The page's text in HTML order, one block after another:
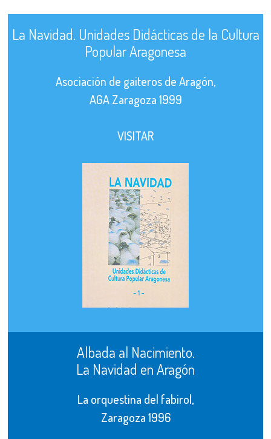
La Navidad. Unidades Didácticas de la Cultura
Popular Aragonesa
Asociación de gaiteros de Aragón,
AGA Zaragoza 1999
VISITAR
Albada al Nacimiento.
La Navidad en Aragón
La orquestina del fabirol,
Zaragoza 1996